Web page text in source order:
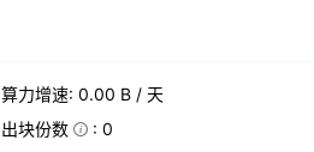
算力增速: 0.00 B / 天
出块份数 : 0